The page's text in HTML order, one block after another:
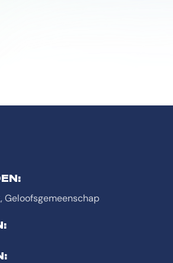
Geloofsgemeenschap